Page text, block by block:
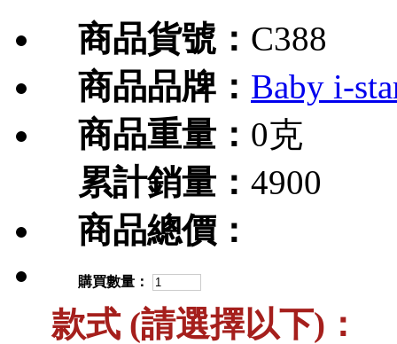
商品貨號： C388
商品品牌： Baby i-
商品重量： 0克
累計銷量： 4900
商品總價：
購買數量：
款式 (請選擇以下)：